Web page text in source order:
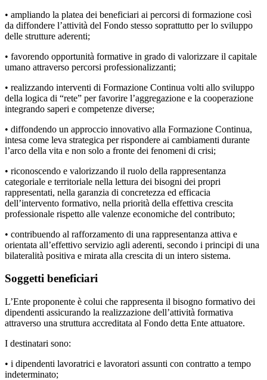
• ampliando la platea dei beneficiari ai percorsi di formazione così
da diffondere l’attività del Fondo stesso soprattutto per lo sviluppo
delle strutture aderenti;
• favorendo opportunità formative in grado di valorizzare il capitale
umano attraverso percorsi professionalizzanti;
• realizzando interventi di Formazione Continua volti allo sviluppo
della logica di “rete” per favorire l’aggregazione e la cooperazione
integrando saperi e competenze diverse;
• diffondendo un approccio innovativo alla Formazione Continua,
intesa come leva strategica per rispondere ai cambiamenti durante
l’arco della vita e non solo a fronte dei fenomeni di crisi;
• riconoscendo e valorizzando il ruolo della rappresentanza
categoriale e territoriale nella lettura dei bisogni dei propri
rappresentati, nella garanzia di concretezza ed efficacia
dell’intervento formativo, nella priorità della effettiva crescita
professionale rispetto alle valenze economiche del contributo;
• contribuendo al rafforzamento di una rappresentanza attiva e
orientata all’effettivo servizio agli aderenti, secondo i principi di una
bilateralità positiva e mirata alla crescita di un intero sistema.
Soggetti beneficiari
L’Ente proponente è colui che rappresenta il bisogno formativo dei
dipendenti assicurando la realizzazione dell’attività formativa
attraverso una struttura accreditata al Fondo detta Ente attuatore.
I destinatari sono:
• i dipendenti lavoratrici e lavoratori assunti con contratto a tempo
indeterminato;